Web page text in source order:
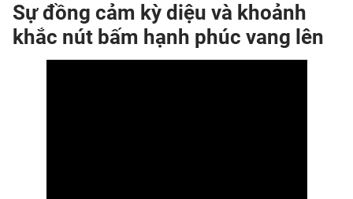
Sự đồng cảm kỳ diệu và khoảnh
khắc nút bấm hạnh phúc vang lên